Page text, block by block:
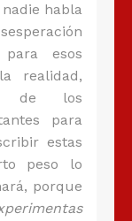
habla
esos
realidad,
de los
para
estas
peso lo
porque